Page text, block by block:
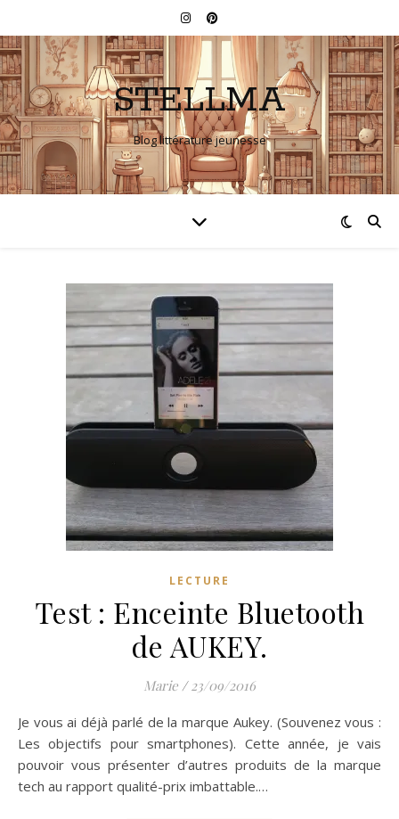
STELLMA
Blog littérature jeunesse
LECTURE
Test : Enceinte Bluetooth
de AUKEY.
Marie / 23/09/2016
Je vous ai déjà parlé de la marque Aukey. (Souvenez vous :
Les objectifs pour smartphones). Cette année, je vais
pouvoir vous présenter d’autres produits de la marque
tech au rapport qualité-prix imbattable.…